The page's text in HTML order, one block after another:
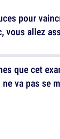
pour
vous allez
que cet
va pas se